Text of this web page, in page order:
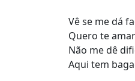
Vê se me dá
Quero te
Não me dê
Aqui tem